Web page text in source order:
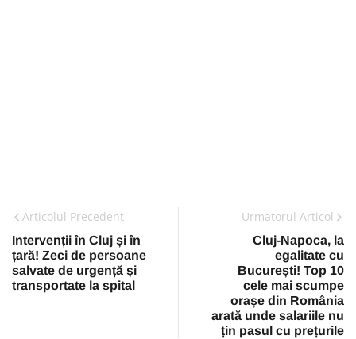
Articolul Precedent
Intervenții în Cluj și în
țară! Zeci de persoane
salvate de urgență și
transportate la spital
Urmatorul Articol
Cluj-Napoca, la
egalitate cu
București! Top 10
cele mai scumpe
orașe din România
arată unde salariile nu
țin pasul cu prețurile